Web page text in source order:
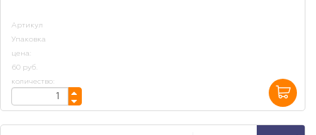
Артикул
Упаковка
цена:
60 руб.
количество: